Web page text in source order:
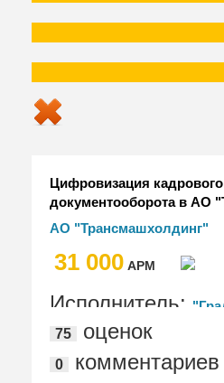
Цифровизация кадрового
документооборота в АО
АО "Трансмашхолдинг"
31 000 АРМ
Исполнитель:
75
оценок
0 комментариев